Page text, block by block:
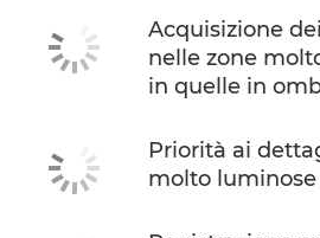
Acquisizione
nelle zone
in quelle in
Priorità ai
molto luminose